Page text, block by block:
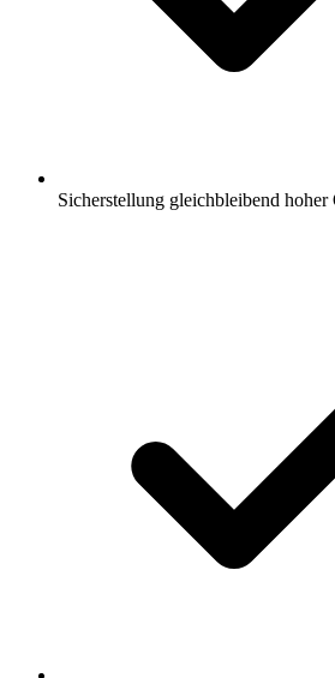
Sicherstellung gleichbleibend hoher